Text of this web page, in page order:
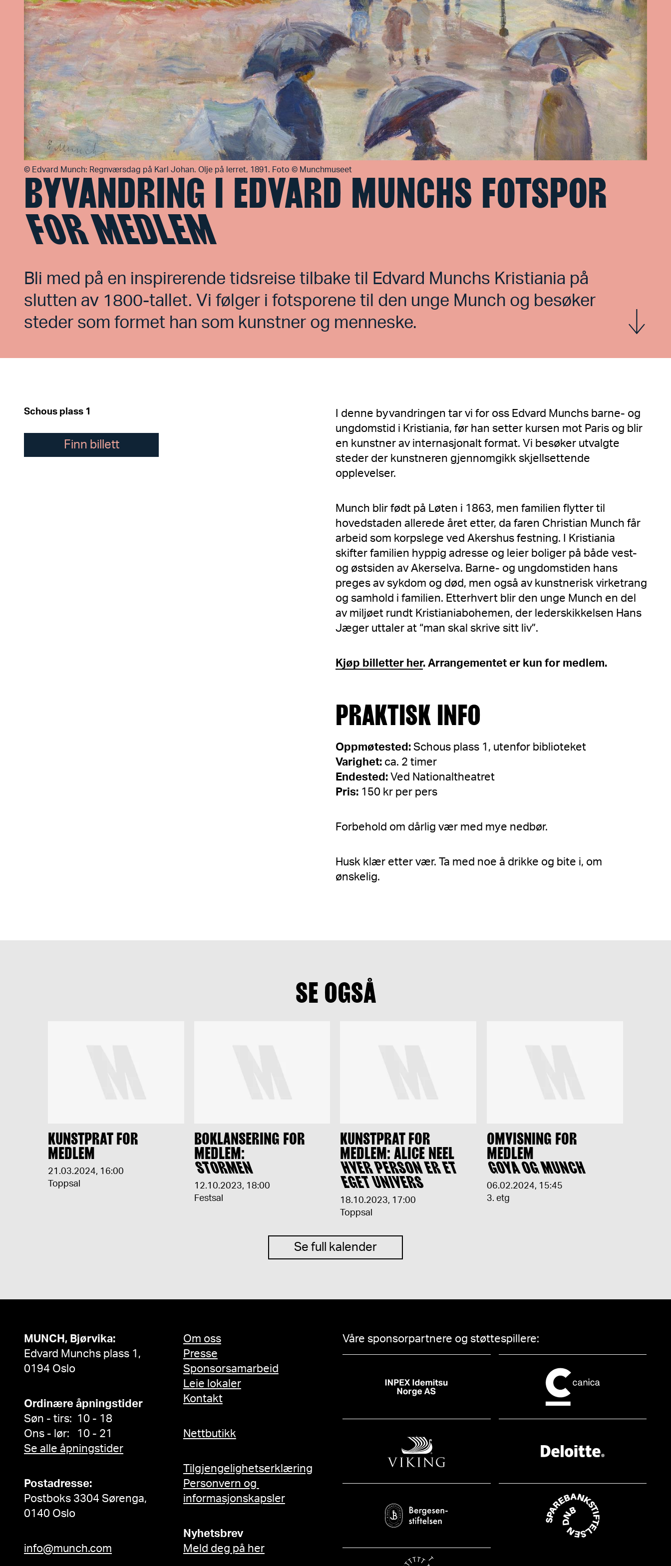
BYVANDRING I EDVARD MUNCHS FOTSPOR
FOR MEDLEM
Bli med på en inspirerende tidsreise tilbake til Edvard Munchs Kristiania på
slutten av 1800-tallet. Vi følger i fotsporene til den unge Munch og besøker
steder som formet han som kunstner og menneske.
Vis mer
© Edvard Munch: Regnværsdag på Karl Johan. Olje på lerret, 1891. Foto © Munchmuseet
Schous plass 1
Finn billett
I denne byvandringen tar vi for oss Edvard Munchs barne- og
ungdomstid i Kristiania, før han setter kursen mot Paris og blir
en kunstner av internasjonalt format. Vi besøker utvalgte
steder der kunstneren gjennomgikk skjellsettende
opplevelser.
Munch blir født på Løten i 1863, men familien flytter til
hovedstaden allerede året etter, da faren Christian Munch får
arbeid som korpslege ved Akershus festning. I Kristiania
skifter familien hyppig adresse og leier boliger på både vest-
og østsiden av Akerselva. Barne- og ungdomstiden hans
preges av sykdom og død, men også av kunstnerisk virketrang
og samhold i familien. Etterhvert blir den unge Munch en del
av miljøet rundt Kristianiabohemen, der lederskikkelsen Hans
Jæger uttaler at “man skal skrive sitt liv”.
Kjøp billetter her. Arrangementet er kun for medlem.
PRAKTISK INFO
Oppmøtested: Schous plass 1, utenfor biblioteket
Varighet: ca. 2 timer
Endested: Ved Nationaltheatret
Pris: 150 kr per pers
Forbehold om dårlig vær med mye nedbør.
Husk klær etter vær. Ta med noe å drikke og bite i, om
ønskelig.
SE OGSÅ
KUNSTPRAT FOR
MEDLEM
21.03.2024, 16:00
Toppsal
BOKLANSERING FOR
MEDLEM:
STORMEN
12.10.2023, 18:00
Festsal
KUNSTPRAT FOR
MEDLEM: ALICE NEEL
HVER PERSON ER ET
EGET UNIVERS
18.10.2023, 17:00
Toppsal
OMVISNING FOR
MEDLEM
GOYA OG MUNCH
06.02.2024, 15:45
3. etg
Se full kalender
MUNCH, Bjørvika:
Edvard Munchs plass 1,
0194 Oslo
Ordinære åpningstider
Søn - tirs: 10 - 18
Ons - lør: 10 - 21
Se alle åpningstider
Postadresse:
Postboks 3304 Sørenga,
0140 Oslo
info@munch.com
Om oss
Presse
Sponsorsamarbeid
Leie lokaler
Kontakt
Nettbutikk
Tilgjengelighetserklæring
Personvern og
informasjonskapsler
Nyhetsbrev
Meld deg på her
Våre sponsorpartnere og støttespillere: